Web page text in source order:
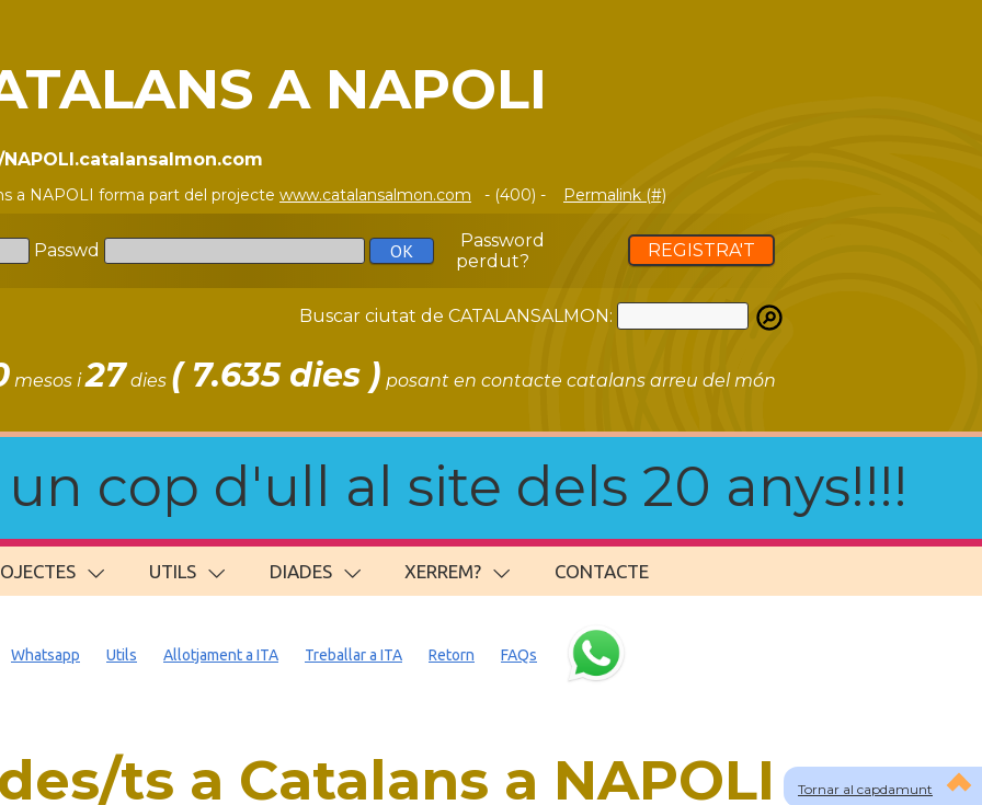
A NAPOLI
a NAPOLI forma part del projecte www.catalansalmon.com - (400) - Permalink (#)
Passwd
Password
perdut?
REGISTRA'T
Buscar ciutat de CATALANSALMON:
mesos i27 dies ( 7.635 dies ) posant en contacte catalans arreu del món
cop d'ull al site dels 20 anys!!!!
UTILS DIADES XERREM? CONTACTE
Tornar al capdamunt
Whatsapp Utils Allotjament a ITA Treballar a ITA Retorn FAQs
ts a Catalans a NAPOLI